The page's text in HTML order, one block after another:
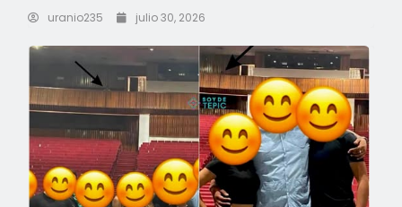
uranio235 julio 30, 2026